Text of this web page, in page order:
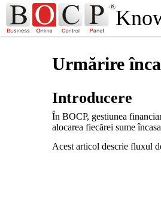
Urmărire
Introducere
În BOCP, gestiunea
alocarea fiecărei sume
Acest articol descrie fluxul